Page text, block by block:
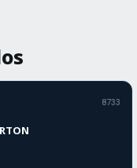
8733